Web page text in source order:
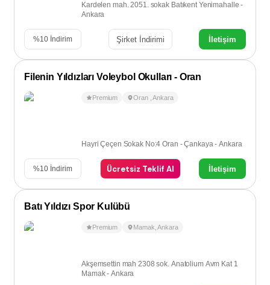
Kardelen mah. 2051. sokak Batıkent Yenimahalle -
Ankara
%10 İndirim Şirket İndirimi İletişim
Filenin Yıldızları Voleybol Okulları - Oran
Premium Oran ,Ankara
Hayri Çeçen Sokak No:4 Oran - Çankaya - Ankara
%10 İndirim Ücretsiz Teklif Al İletişim
Batı Yıldızı Spor Kulübü
Premium Mamak ,Ankara
Akşemsettin mah 2308 sok. Anatolium Avm Kat 1
Mamak - Ankara